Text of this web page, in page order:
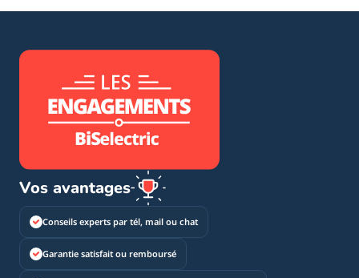
Vos avantages
Conseils experts par tél, mail ou chat
Garantie satisfait ou remboursé